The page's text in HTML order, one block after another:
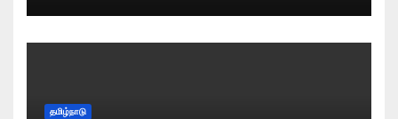
தமிழ்நாடு